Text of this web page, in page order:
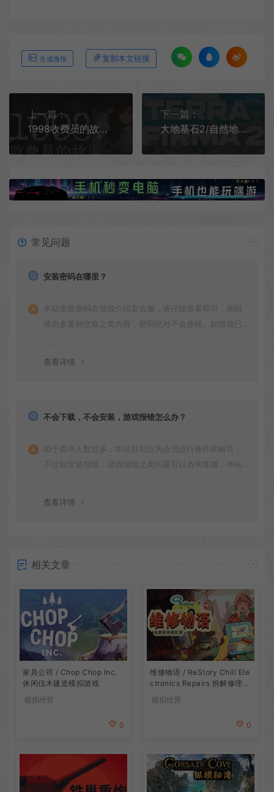
生成海报 复制本文链接
上一篇：
1998收费员的故事/温馨叙事模拟游戏 1998 The Toll Keeper Story 下载
下一篇：
大地基石2/自然地貌演变模拟游戏 Terra Firma 2 下载
常见问题
安装密码在哪里？
本站安装密码在游戏介绍页右侧，请仔细查看即可，密码
请勿多复制空格之类内容，密码绝对不会放错。如游戏已
查看详情
不会下载，不会安装，游戏报错怎么办？
由于咨询人数过多，本站目前仅为会员进行操作和解答，
不过如安装报错，游戏报错之类问题可以咨询客服，本站
查看详情
相关文章
家具公司 / Chop Chop Inc.
休闲伐木建造模拟游戏
模拟经营
0
维修物语 / ReStory Chill Ele
ctronics Repairs 拆解修理模
拟游戏
模拟经营
0